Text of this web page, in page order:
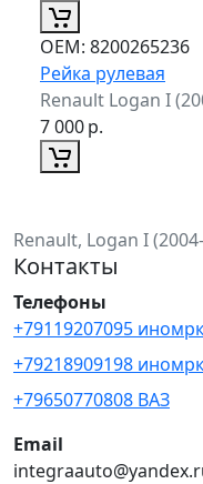
ОЕМ: 8200265236
Рейка рулевая
Renault Logan I
7 000р.
Renault, Logan I
Контакты
Телефоны
+79119207095 иномрк
+79218909198 иномрк
+79650770808 ВАЗ
Email